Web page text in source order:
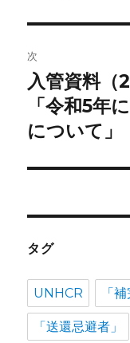
シ
ョ
ン
次
次
の
投
入管資料（
「令和5年
について」
タグ
UNHCR 「
「送還忌避者」